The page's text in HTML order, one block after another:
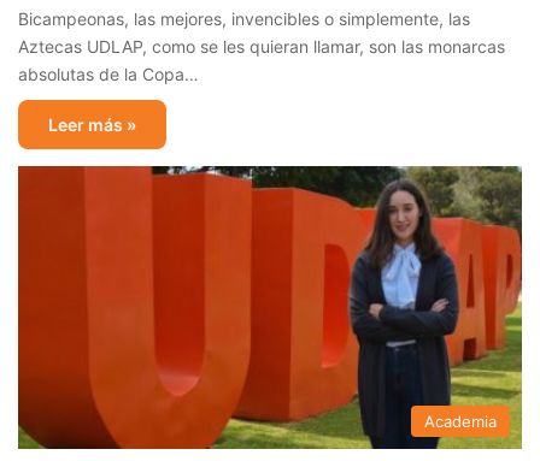
Bicampeonas, las mejores, invencibles o simplemente, las
Aztecas UDLAP, como se les quieran llamar, son las monarcas
absolutas de la Copa…
Leer más »
Academia